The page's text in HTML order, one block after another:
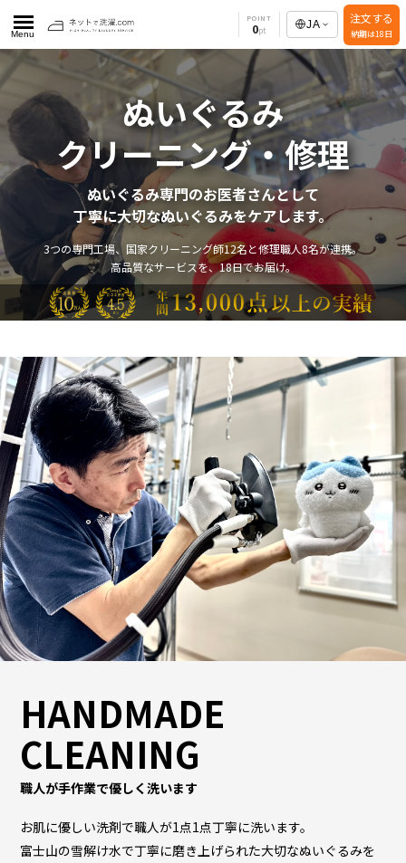
Menu
POINT
0 JA 注文する
納期は18日
ぬいぐるみ
クリーニング・修理
ぬいぐるみ専門のお医者さんとして
丁寧に大切なぬいぐるみをケアします。
3つの専門工場、国家クリーニング師12名と修理職人8名が連携。
高品質なサービスを、18日でお届け。
HANDMADE
CLEANING
職人が手作業で優しく洗います
お肌に優しい洗剤で職人が1点1点丁寧に洗います。
富士山の雪解け水で丁寧に磨き上げられた大切なぬいぐるみを